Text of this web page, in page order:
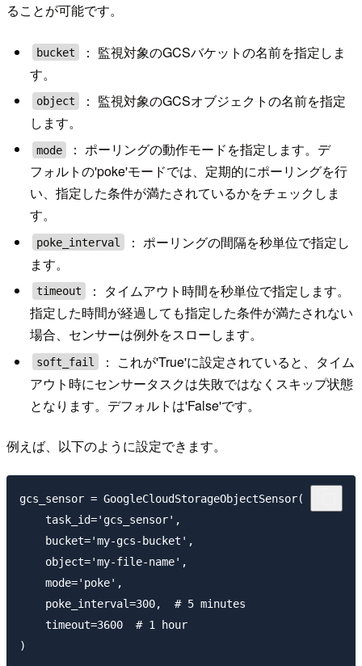
ることが可能です。
bucket
： 監視対象のGCSバケットの名前を指定しま
す。
object
： 監視対象のGCSオブジェクトの名前を指定
します。
mode
： ポーリングの動作モードを指定します。デ
フォルトの'poke'モードでは、定期的にポーリングを行
い、指定した条件が満たされているかをチェックしま
す。
poke_interval
： ポーリングの間隔を秒単位で指定し
ます。
timeout
： タイムアウト時間を秒単位で指定します。
指定した時間が経過しても指定した条件が満たされない
場合、センサーは例外をスローします。
soft_fail
： これが'True'に設定されていると、タイム
アウト時にセンサータスクは失敗ではなくスキップ状態
となります。デフォルトは'False'です。
例えば、以下のように設定できます。
gcs_sensor = GoogleCloudStorageObjectSensor(
    task_id='gcs_sensor',
    bucket='my-gcs-bucket',
    object='my-file-name',
    mode='poke',
    poke_interval=300,  # 5 minutes
    timeout=3600  # 1 hour